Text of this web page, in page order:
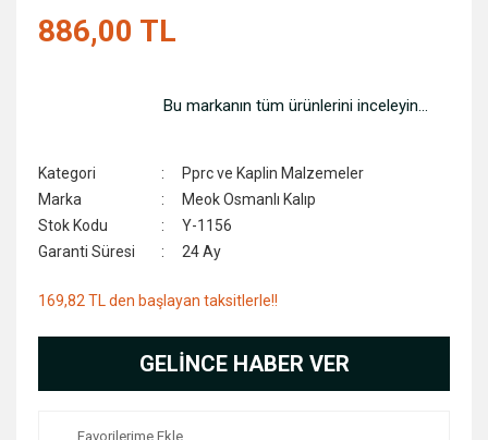
886,00 TL
Bu markanın tüm ürünlerini inceleyin...
Kategori
Pprc ve Kaplin Malzemeler
Marka
Meok Osmanlı Kalıp
Stok Kodu
Y-1156
Garanti Süresi
24 Ay
169,82 TL den başlayan taksitlerle!!
GELİNCE HABER VER